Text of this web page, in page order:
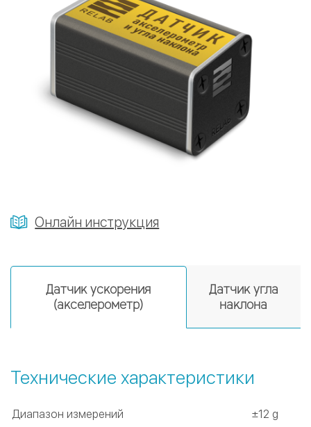
Онлайн инструкция
Датчик ускорения
(акселерометр)
Датчик угла
наклона
Технические характеристики
Диапазон измерений ±12 g